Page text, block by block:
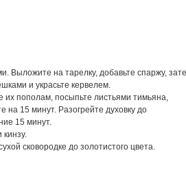
Выложите на тарелку, добавьте спаржу,
и украсьте кервелем.
их пополам, посыпьте листьями тимьяна,
на 15 минут. Разогрейте духовку до
15 минут.
кинзу.
сковородке до золотистого цвета.